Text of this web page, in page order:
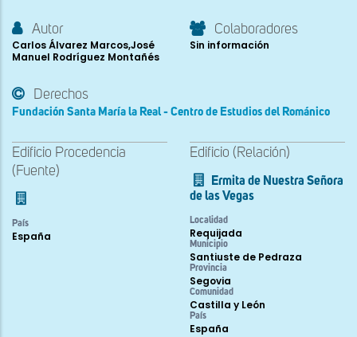
Autor
Carlos Álvarez Marcos,José
Manuel Rodríguez Montañés
Colaboradores
Sin información
Derechos
Fundación Santa María la Real - Centro de Estudios del Románico
Edificio Procedencia
(Fuente)
País
España
Edificio (Relación)
Ermita de Nuestra Señora
de las Vegas
Localidad
Requijada
Municipio
Santiuste de Pedraza
Provincia
Segovia
Comunidad
Castilla y León
País
España